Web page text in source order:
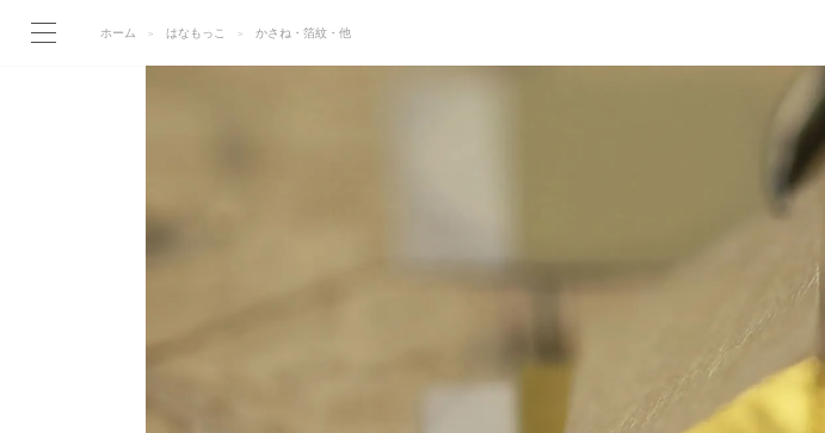
ホーム はなもっこ かさね・箔紋・他